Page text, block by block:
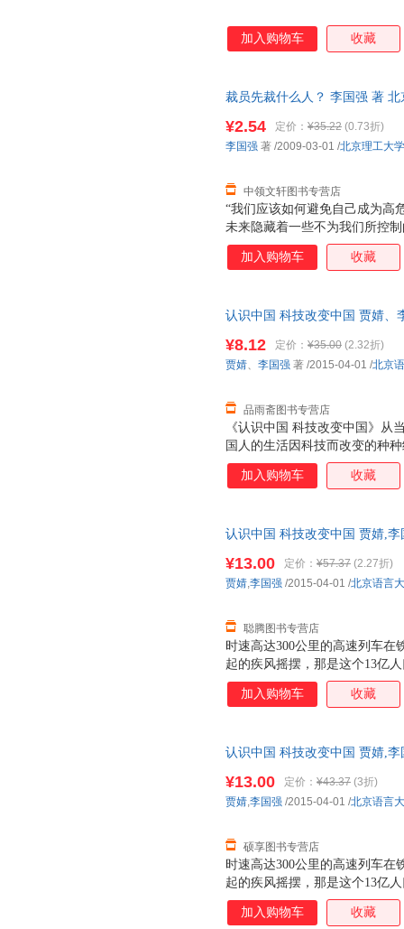
加入购物车 收藏
裁员先裁什么人？ 李国强 著
“我们应该如何避免自己成为高
未来隐藏着一些不为我们所控
状，只有发现了问题，才能解
阅读这本尽职、敬业职场最佳
不可缺少的一份子，不被团队
的问题！这本尽职、敬业职场
业推崇的优胜劣汰法则。
¥2.54 定价： ¥35.22 (0.73折)
中领文轩图书专营店
李国强 著 /2009-03-01 /北京理工大
加入购物车 收藏
认识中国 科技改变中国 贾婧、
《认识中国 科技改变中国》从
国人的生活因科技而改变的种
事，内容涉及农学、计算机科
程、公共卫生、生命科学等多
¥8.12 定价： ¥35.00 (2.32折)
品雨斋图书专营店
贾婧、 李国强 著 /2015-04-01 /北京
加入购物车 收藏
认识中国 科技改变中国 贾婧,
时速高达300公里的高速列车在
起的疾风摇摆，那是这个13亿
出神州飞船舱外，“玉兔号”月
前，中国还没有摆脱贫穷落后
给世界带来什么样的惊喜？我
¥13.00 定价： ¥57.37 (2.27折)
聪腾图书专营店
贾婧,李国强 /2015-04-01 /北京语言
加入购物车 收藏
认识中国 科技改变中国 贾婧,
时速高达300公里的高速列车在
起的疾风摇摆，那是这个13亿
出神州飞船舱外，“玉兔号”月
前，中国还没有摆脱贫穷落后
¥13.00 定价： ¥43.37 (3折)
硕享图书专营店
贾婧,李国强 /2015-04-01 /北京语言
加入购物车 收藏